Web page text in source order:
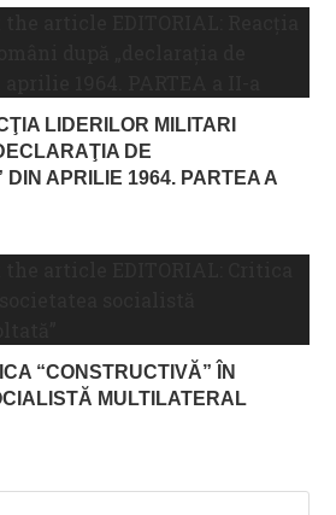
LIDERILOR MILITARI
DE
DIN APRILIE 1964. PARTEA A
“CONSTRUCTIVĂ” ÎN
MULTILATERAL